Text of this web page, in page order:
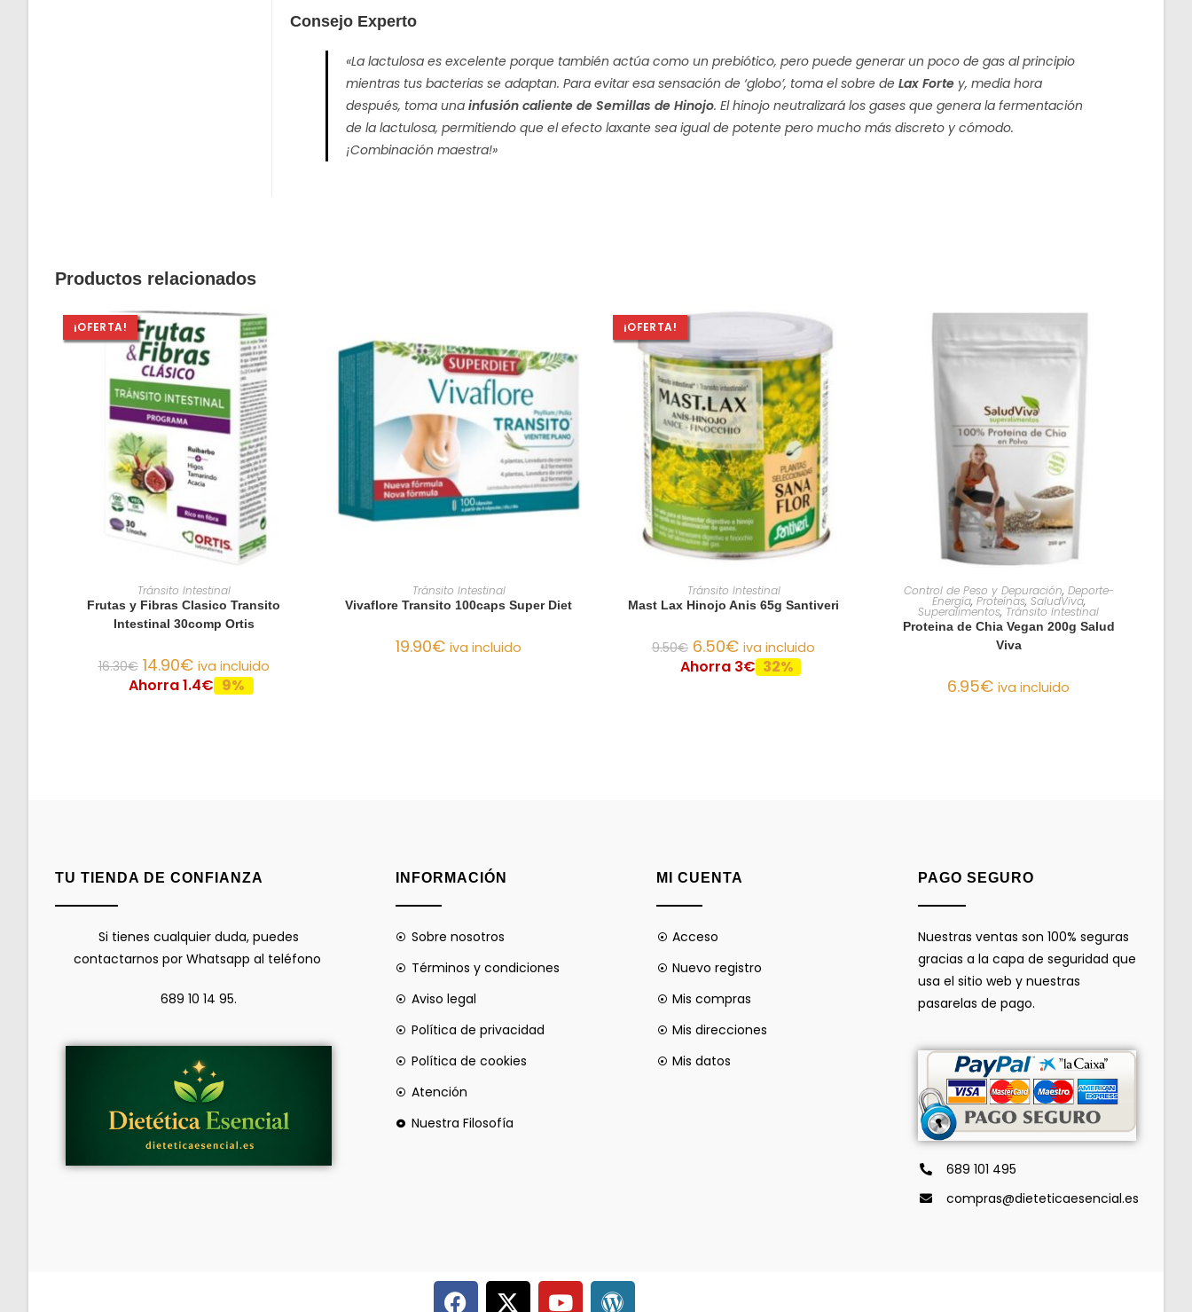
Consejo Experto
«La lactulosa es excelente porque también actúa como un prebiótico, pero puede generar un poco de gas al principio
mientras tus bacterias se adaptan. Para evitar esa sensación de ‘globo’, toma el sobre de Lax Forte y, media hora
después, toma una infusión caliente de Semillas de Hinojo. El hinojo neutralizará los gases que genera la fermentación
de la lactulosa, permitiendo que el efecto laxante sea igual de potente pero mucho más discreto y cómodo.
¡Combinación maestra!»
Productos relacionados
¡OFERTA!
AÑADIR AL CARRITO
Tránsito Intestinal
Frutas y Fibras Clasico Transito
Intestinal 30comp Ortis
16.30€ 14.90€ iva incluido
Ahorra 1.4€ 9%
AÑADIR AL CARRITO
Tránsito Intestinal
Vivaflore Transito 100caps Super Diet
19.90€ iva incluido
¡OFERTA!
AÑADIR AL CARRITO
Tránsito Intestinal
Mast Lax Hinojo Anis 65g Santiveri
9.50€ 6.50€ iva incluido
Ahorra 3€ 32%
AÑADIR AL CARRITO
Control de Peso y Depuración, Deporte-
Energía, Proteínas, SaludViva,
Superalimentos, Tránsito Intestinal
Proteina de Chia Vegan 200g Salud
Viva
6.95€ iva incluido
TU TIENDA DE CONFIANZA
Si tienes cualquier duda, puedes
contactarnos por Whatsapp al teléfono
689 10 14 95.
INFORMACIÓN
Sobre nosotros
Términos y condiciones
Aviso legal
Política de privacidad
Política de cookies
Atención
Nuestra Filosofía
MI CUENTA
Acceso
Nuevo registro
Mis compras
Mis direcciones
Mis datos
PAGO SEGURO
Nuestras ventas son 100% seguras
gracias a la capa de seguridad que
usa el sitio web y nuestras
pasarelas de pago.
689 101 495
compras@dieteticaesencial.es